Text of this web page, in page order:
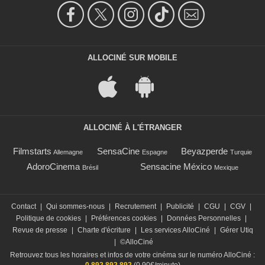
ALLOCINÉ SUR MOBILE
ALLOCINÉ À L'ÉTRANGER
Filmstarts Allemagne SensaCine Espagne Beyazperde Turquie
AdoroCinema Brésil Sensacine México Mexique
Contact | Qui sommes-nous | Recrutement | Publicité | CGU | CGV |
Politique de cookies | Préférences cookies | Données Personnelles |
Revue de presse
| Charte d'écriture | Les services AlloCiné | Gérer Utiq
| ©AlloCiné
Retrouvez tous les horaires et infos de votre cinéma sur le numéro AlloCiné :